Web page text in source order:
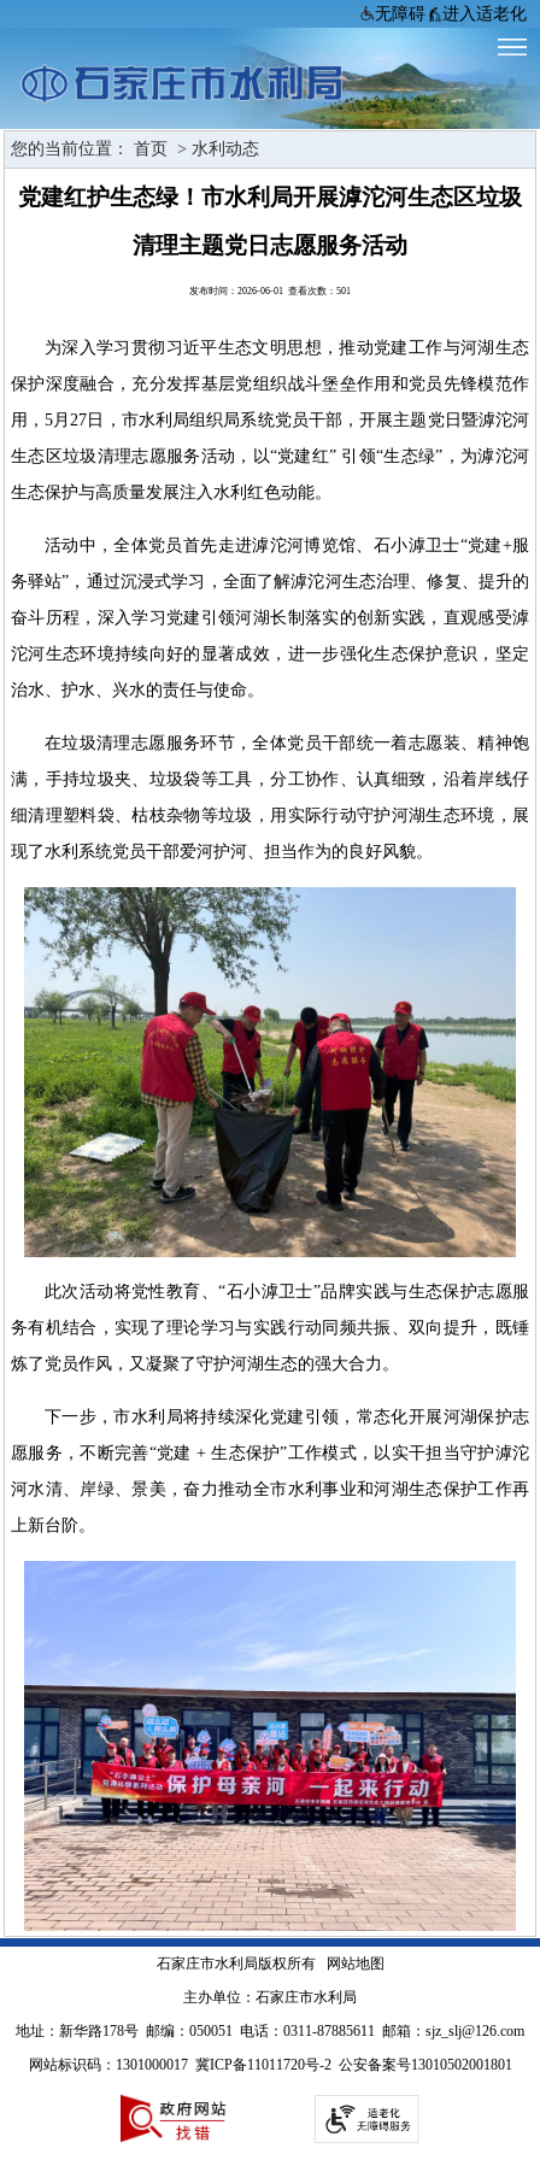
无障碍 进入适老化
您的当前位置： 首页 > 水利动态
党建红护生态绿！市水利局开展滹沱河生态区垃圾
清理主题党日志愿服务活动
发布时间：2026-06-01 查看次数： 501
为深入学习贯彻习近平生态文明思想，推动党建工作与河湖生态
保护深度融合，充分发挥基层党组织战斗堡垒作用和党员先锋模范作
用，5月27日，市水利局组织局系统党员干部，开展主题党日暨滹沱河
生态区垃圾清理志愿服务活动，以“党建红” 引领“生态绿”，为滹沱河
生态保护与高质量发展注入水利红色动能。
活动中，全体党员首先走进滹沱河博览馆、石小滹卫士“党建+服
务驿站”，通过沉浸式学习，全面了解滹沱河生态治理、修复、提升的
奋斗历程，深入学习党建引领河湖长制落实的创新实践，直观感受滹
沱河生态环境持续向好的显著成效，进一步强化生态保护意识，坚定
治水、护水、兴水的责任与使命。
在垃圾清理志愿服务环节，全体党员干部统一着志愿装、精神饱
满，手持垃圾夹、垃圾袋等工具，分工协作、认真细致，沿着岸线仔
细清理塑料袋、枯枝杂物等垃圾，用实际行动守护河湖生态环境，展
现了水利系统党员干部爱河护河、担当作为的良好风貌。
此次活动将党性教育、“石小滹卫士”品牌实践与生态保护志愿服
务有机结合，实现了理论学习与实践行动同频共振、双向提升，既锤
炼了党员作风，又凝聚了守护河湖生态的强大合力。
下一步，市水利局将持续深化党建引领，常态化开展河湖保护志
愿服务，不断完善“党建 + 生态保护”工作模式，以实干担当守护滹沱
河水清、岸绿、景美，奋力推动全市水利事业和河湖生态保护工作再
上新台阶。
石家庄市水利局版权所有
网站地图
主办单位：石家庄市水利局
地址：新华路178号 邮编：050051 电话：0311-87885611 邮箱：sjz_slj@126.com
网站标识码：1301000017 冀ICP备11011720号-2公安备案号13010502001801